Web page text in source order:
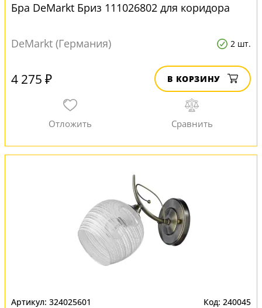
Бра DeMarkt Бриз 111026802 для коридора
DeMarkt (Германия) 2 шт.
4 275 ₽ В КОРЗИНУ
324025601 240045